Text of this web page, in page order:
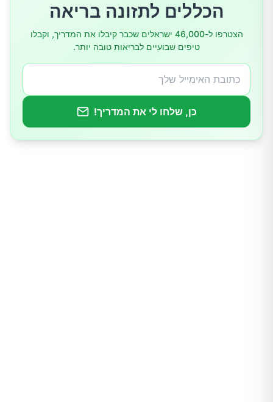
תמיכה במטבוליזם
איך לשלב אבוקדו בארוחות בצורה חכמה
הכללים לתזונה בריאה
הצטרפו ל-46,000 ישראלים שכבר קיבלו את המדריך, וקבלו
טיפים שבועיים לבריאות טובה יותר.
כן, שלחו לי את המדריך!